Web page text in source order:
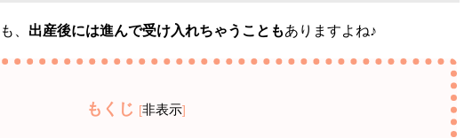
、 出産後には進んで受け入れちゃうこともありますよね♪
もくじ [非表示]